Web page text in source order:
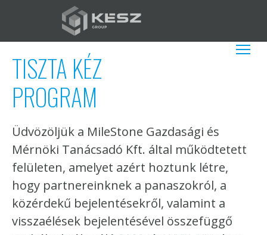
tartalomra
További
TISZTA KÉZ
PROGRAM
Üdvözöljük a MileStone Gazdasági és
Mérnöki Tanácsadó Kft. által működtetett
felületen, amelyet azért hoztunk létre,
hogy partnereinknek a panaszokról, a
közérdekű bejelentésekről, valamint a
visszaélések bejelentésével összefüggő